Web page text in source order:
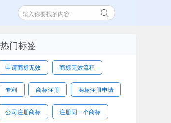
热门标签
申请商标无效 商标无效流程
专利 商标注册 商标注册申请
公司注册商标 注册同一个商标